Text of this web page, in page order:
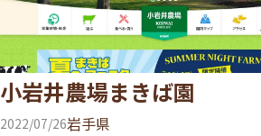
小岩井農場まきば園
2022/07/26岩手県